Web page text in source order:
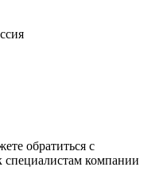
обратиться с
компании